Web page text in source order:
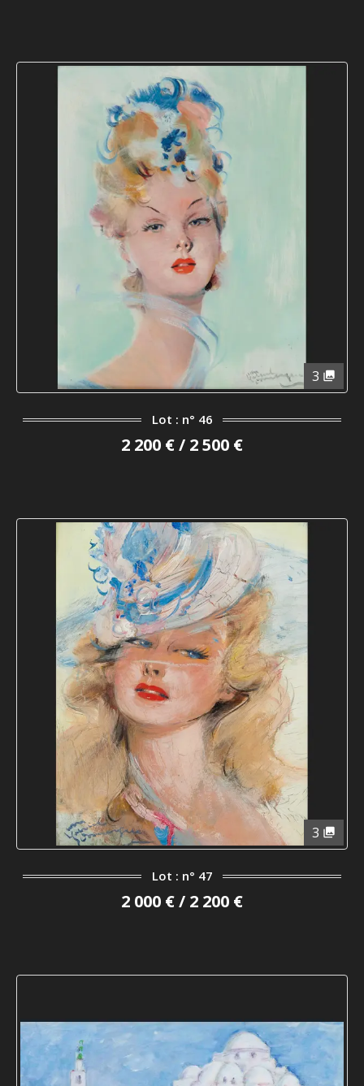
3
Lot : n° 46
2 200 € / 2 500 €
3
Lot : n° 47
2 000 € / 2 200 €